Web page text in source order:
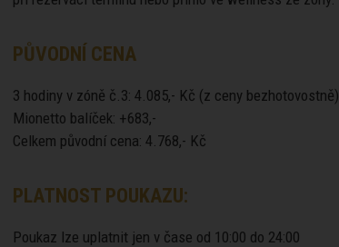
PŮVODNÍ CENA
3 hodiny v zóně č.3: 4.085,- Kč (z ceny bezhotovostně)
Mionetto balíček: +683,-
Celkem původní cena: 4.768,- Kč
PLATNOST POUKAZU:
Poukaz lze uplatnit jen v čase od 10:00 do 24:00